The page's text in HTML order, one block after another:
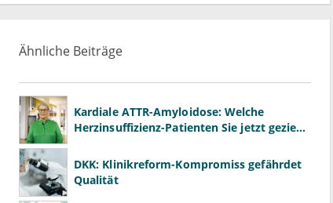
Ähnliche Beiträge
Kardiale ATTR-Amyloidose: Welche
Herzinsuffizienz-Patienten Sie jetzt gezielt
DKK: Klinikreform-Kompromiss gefährdet
Qualität